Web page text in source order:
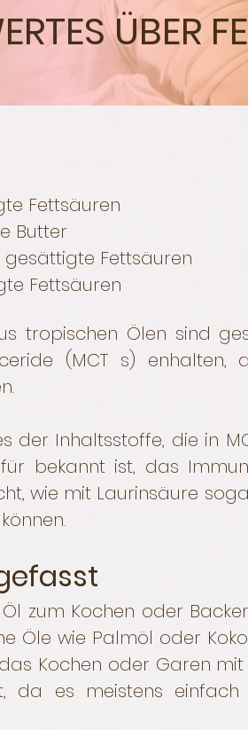
ÜBER
Fettsäuren
Fettsäuren
Fettsäuren
tropischen Ölen sind
(MCT s)
der Inhaltsstoffe, die in
bekannt ist, das
wie mit Laurinsäure
zum Kochen oder
Öle wie Palmöl oder
Kochen oder Garen
da es meistens